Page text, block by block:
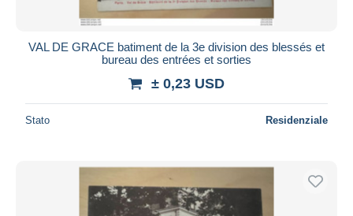
VAL DE GRACE batiment de la 3e division des blessés et
bureau des entrées et sorties
± 0,23 USD
Stato Residenziale